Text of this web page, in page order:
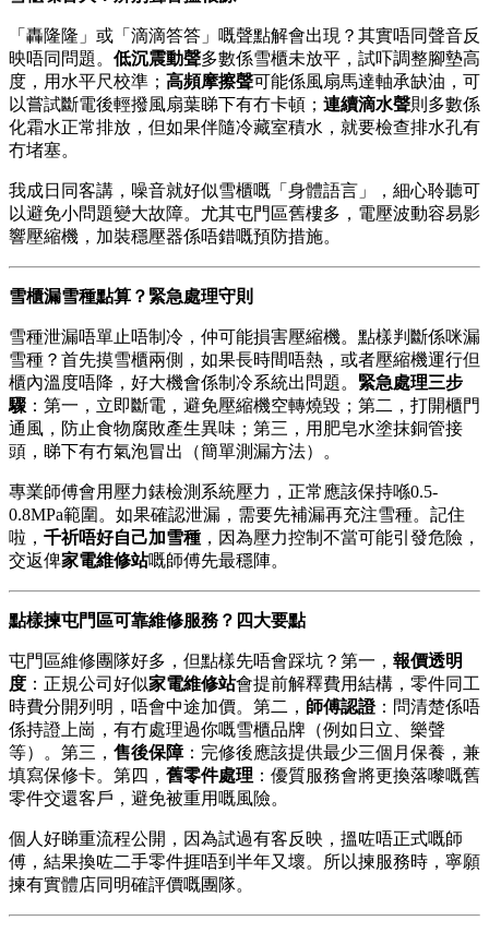
「轟隆隆」或「滴滴答答」嘅聲點解會出現？其實唔同聲音反
映唔同問題。 低沉震動聲多數係雪櫃未放平，試吓調整腳墊高
度，用水平尺校準； 高頻摩擦聲可能係風扇馬達軸承缺油，可
以嘗試斷電後輕撥風扇葉睇下有冇卡頓； 連續滴水聲則多數係
化霜水正常排放，但如果伴隨冷藏室積水，就要檢查排水孔有
冇堵塞。
我成日同客講，噪音就好似雪櫃嘅「身體語言」，細心聆聽可
以避免小問題變大故障。尤其屯門區舊樓多，電壓波動容易影
響壓縮機，加裝穩壓器係唔錯嘅預防措施。
雪櫃漏雪種點算？緊急處理守則
雪種泄漏唔單止唔制冷，仲可能損害壓縮機。點樣判斷係咪漏
雪種？首先摸雪櫃兩側，如果長時間唔熱，或者壓縮機運行但
櫃內溫度唔降，好大機會係制冷系統出問題。 緊急處理三步
驟 ：第一，立即斷電，避免壓縮機空轉燒毀；第二，打開櫃門
通風，防止食物腐敗產生異味；第三，用肥皂水塗抹銅管接
頭，睇下有冇氣泡冒出（簡單測漏方法）。
專業師傅會用壓力錶檢測系統壓力，正常應該保持喺0.5-
0.8MPa範圍。如果確認泄漏，需要先補漏再充注雪種。記住
啦， 千祈唔好自己加雪種 ，因為壓力控制不當可能引發危險，
交返俾家電維修站嘅師傅先最穩陣。
點樣揀屯門區可靠維修服務？四大要點
屯門區維修團隊好多，但點樣先唔會踩坑？第一， 報價透明
度 ：正規公司好似家電維修站會提前解釋費用結構，零件同工
時費分開列明，唔會中途加價。第二， 師傅認證：問清楚係唔
係持證上崗，有冇處理過你嘅雪櫃品牌（例如日立、樂聲
等）。第三， 售後保障：完修後應該提供最少三個月保養，兼
填寫保修卡。第四， 舊零件處理 ：優質服務會將更換落嚟嘅舊
零件交還客戶，避免被重用嘅風險。
個人好睇重流程公開，因為試過有客反映，搵咗唔正式嘅師
傅，結果換咗二手零件捱唔到半年又壞。所以揀服務時，寧願
揀有實體店同明確評價嘅團隊。